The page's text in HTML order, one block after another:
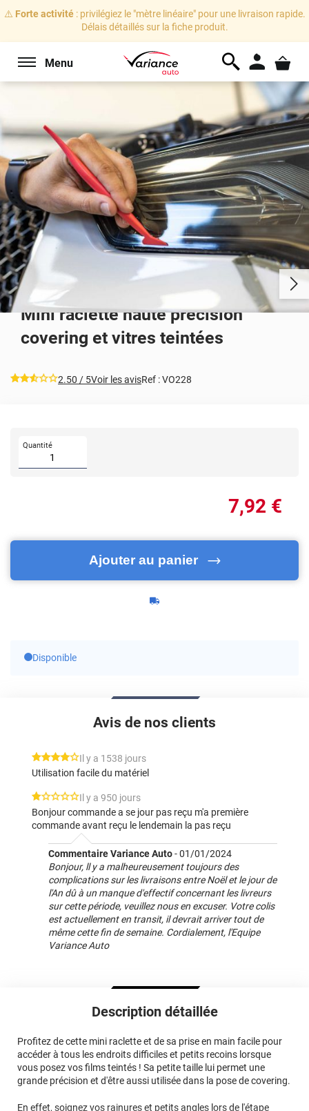
⚠️ Forte activité: privilégiez le "mètre linéaire" pour une livraison rapide.
Délais détaillés sur la fiche produit.
Menu
Mini raclette haute précision
covering et vitres teintées
***** 2.50 / 5Voir les avisRef :VO228
Quantité
7,92 €
Ajouter au panier
Disponible
Avis de nos clients
*****Il y a 1538 jours
Utilisation facile du matériel
*****
Il y a 950 jours
Bonjour commande a se jour pas reçu m'a première
commande avant reçu le lendemain la pas reçu
Commentaire Variance Auto-01/01/2024
Bonjour, ll y a malheureusement toujours des
complications sur les livraisons entre Noël et le jour de
l'An dû à un manque d'effectif concernant les livreurs
sur cette période, veuillez nous en excuser. Votre colis
est actuellement en transit, il devrait arriver tout de
même cette fin de semaine. Cordialement, l'Equipe
Variance Auto
Description détaillée
Profitez de cette mini raclette et de sa prise en main facile pour
accéder à tous les endroits difficiles et petits recoins lorsque
vous posez vos films teintés ! Sa petite taille lui permet une
grande précision et d'être aussi utilisée dans la pose de covering.
En effet, soignez vos rainures et petits angles lors de l'étape